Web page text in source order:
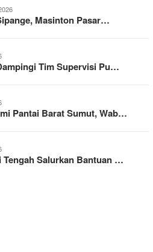
Masinton Pasar…
Tim Supervisi Pu…
Pantai Barat Sumut, Wab…
Tengah Salurkan Bantuan …